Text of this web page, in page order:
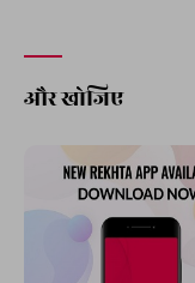
और खोजिए